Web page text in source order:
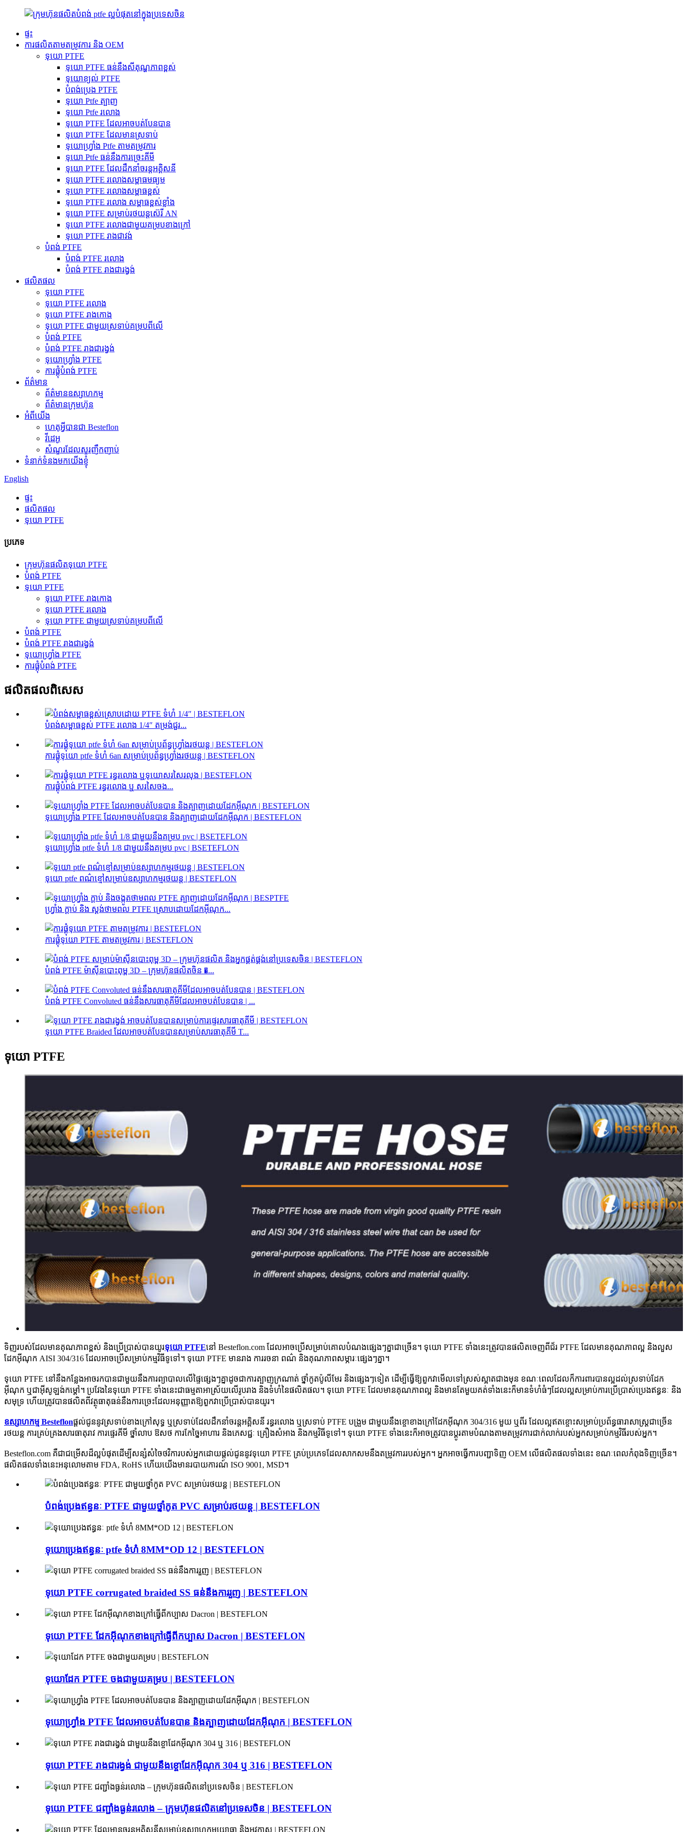
ផ្ទះ
ការផលិតតាមតម្រូវការ និង OEM
ទុយោ PTFE
ទុយោ PTFE ធន់នឹងសីតុណ្ហភាពខ្ពស់
ទុយោខ្យល់ PTFE
បំពង់ប្រេង PTFE
ទុយោ Ptfe ត្បាញ
ទុយោ Ptfe រលោង
ទុយោ PTFE ដែលអាចបត់បែនបាន
ទុយោ PTFE ដែលមានស្រទាប់
ទុយោហ្វ្រាំង Ptfe តាមតម្រូវការ
ទុយោ Ptfe ធន់នឹងការច្រេះគីមី
ទុយោ PTFE ដែលដឹកនាំចរន្តអគ្គិសនី
ទុយោ PTFE រលោងសម្ពាធមធ្យម
ទុយោ PTFE រលោងសម្ពាធខ្ពស់
ទុយោ PTFE រលោង សម្ពាធខ្ពស់ខ្លាំង
ទុយោ PTFE សម្រាប់រថយន្តស៊េរី AN
ទុយោ PTFE រលោងជាមួយគម្របខាងក្រៅ
ទុយោ PTFE រាងជាវង់
បំពង់ PTFE
បំពង់ PTFE រលោង
បំពង់ PTFE រាងជារង្វង់
ផលិតផល
ទុយោ PTFE
ទុយោ PTFE រលោង
ទុយោ PTFE រាងកោង
ទុយោ PTFE ជាមួយស្រទាប់គម្របពីលើ
បំពង់ PTFE
បំពង់ PTFE រាងជារង្វង់
ទុយោហ្វ្រាំង PTFE
ការផ្គុំបំពង់ PTFE
ព័ត៌មាន
ព័ត៌មានឧស្សាហកម្ម
ព័ត៌មានក្រុមហ៊ុន
អំពីយើង
ហេតុអ្វីបានជា Besteflon
វីដេអូ
សំណួរដែលសួរញឹកញាប់
ទំនាក់ទំនងមកយើងខ្ញុំ
English
ផ្ទះ
ផលិតផល
ទុយោ PTFE
ប្រភេទ
ក្រុមហ៊ុនផលិតទុយោ PTFE
បំពង់ PTFE
ទុយោ PTFE
ទុយោ PTFE រាងកោង
ទុយោ PTFE រលោង
ទុយោ PTFE ជាមួយស្រទាប់គម្របពីលើ
បំពង់ PTFE
បំពង់ PTFE រាងជារង្វង់
ទុយោហ្វ្រាំង PTFE
ការផ្គុំបំពង់ PTFE
ផលិតផល​ពិសេស
បំពង់សម្ពាធខ្ពស់ PTFE រលោង 1/4″ តម្រង់ជួរ...
ការផ្គុំទុយោ ptfe ទំហំ 6an សម្រាប់ប្រព័ន្ធហ្វ្រាំងរថយន្ត | BESTEFLON
ការផ្គុំបំពង់ PTFE រន្ធរលោង ឬ សរសៃចង...
ទុយោហ្វ្រាំង PTFE ដែលអាចបត់បែនបាន និងត្បាញដោយដែកអ៊ីណុក | BESTEFLON
ទុយោហ្វ្រាំង ptfe ទំហំ 1/8 ជាមួយនឹងគម្រប pvc | BSETEFLON
ទុយោ ptfe ពណ៌ខ្មៅសម្រាប់ឧស្សាហកម្មរថយន្ត | BESTEFLON
ហ្វ្រាំង ក្ដាប់ និង ស្តង់ថាមពល PTFE ស្រោបដោយដែកអ៊ីណុក...
ការផ្គុំទុយោ PTFE តាមតម្រូវការ | BESTEFLON
បំពង់ PTFE ម៉ាស៊ីនបោះពុម្ព 3D – ក្រុមហ៊ុនផលិតចិន �...
បំពង់ PTFE Convoluted ធន់នឹងសារធាតុគីមីដែលអាចបត់បែនបាន | ...
ទុយោ PTFE Braided ដែលអាចបត់បែនបានសម្រាប់សារធាតុគីមី T...
ទុយោ PTFE
ទិញរបស់ដែលមានគុណភាពខ្ពស់ និងប្រើប្រាស់បានយូរទុយោ PTFEនៅ Besteflon.com ដែលអាចប្រើសម្រាប់គោលបំណងផ្សេងៗគ្នាជាច្រើន។ ទុយោ PTFE ទាំងនេះត្រូវបានផលិតចេញពីជ័រ PTFE ដែលមានគុណភាពល្អ និងលួស
ដែកអ៊ីណុក AISI 304/316 ដែលអាចប្រើសម្រាប់កម្មវិធីទូទៅ។ ទុយោ PTFE មានរាង ការរចនា ពណ៌ និងគុណភាពសម្ភារៈផ្សេងៗគ្នា។
ទុយោ PTFE នៅនឹងកន្លែងអាចរកបានជាមួយនឹងការព្យាបាលលើផ្ទៃផ្សេងៗគ្នាដូចជាការត្បាញក្រណាត់ ថ្នាំកូតប៉ូលីមែរ និងផ្សេងៗទៀត ដើម្បីធ្វើឱ្យពួកវាមើលទៅស្រស់ស្អាតជាងមុន ខណៈពេលដែលក៏ការពារបានល្អដល់ស្រទាប់ដែក
អ៊ីណុក ឬជាអ៊ីសូឡង់កម្ដៅ។ ប្រវែងនៃទុយោ PTFE ទាំងនេះជាធម្មតាអាស្រ័យលើរូបរាង និងទំហំនៃផលិតផល។ ទុយោ PTFE ដែលមានគុណភាពល្អ និងមានតែមួយគត់ទាំងនេះក៏មានទំហំធំៗដែលល្អសម្រាប់ការប្រើប្រាស់ប្រេងឥន្ធនៈ និង
សមុទ្រ ហើយត្រូវបានផលិតពីវត្ថុធាតុធន់នឹងការច្រេះដែលអនុញ្ញាតឱ្យពួកវាប្រើប្រាស់បានយូរ។
ឧស្សាហកម្ម Besteflonផ្តល់ជូននូវស្រទាប់ខាងក្រៅសុទ្ធ ឬស្រទាប់ដែលដឹកនាំចរន្តអគ្គិសនី រន្ធរលោង ឬស្រទាប់ PTFE បង្រួម ជាមួយនឹងខ្ចោខាងក្រៅដែកអ៊ីណុក 304/316 មួយ ឬពីរ ដែលល្អឥតខ្ចោះសម្រាប់ប្រព័ន្ធធារាសាស្ត្រជាច្រើន
រថយន្ត ការគ្រប់គ្រងសារធាតុរាវ ការផ្ទេរគីមី ថ្នាំលាប ឱសថ ការកែច្នៃអាហារ និងភេសជ្ជៈ គ្រឿងសំអាង និងកម្មវិធីទូទៅ។ ទុយោ PTFE ទាំងនេះក៏អាចត្រូវបានប្ដូរតាមបំណងតាមតម្រូវការជាក់លាក់របស់អ្នកសម្រាប់កម្មវិធីរបស់អ្នក។
Besteflon.com គឺជាជម្រើសដ៏ល្អបំផុតដើម្បីសន្សំសំចៃថវិការបស់អ្នកដោយផ្តល់ជូននូវទុយោ PTFE គ្រប់ប្រភេទដែលសាកសមនឹងតម្រូវការរបស់អ្នក។ អ្នកអាចធ្វើការបញ្ជាទិញ OEM លើផលិតផលទាំងនេះ ខណៈពេលកំពុងទិញច្រើន។
ផលិតផលទាំងនេះអនុលោមតាម FDA, RoHS ហើយយើងមានរបាយការណ៍ ISO 9001, MSD។
បំពង់ប្រេងឥន្ធនៈ PTFE ជាមួយថ្នាំកូត PVC សម្រាប់រថយន្ត | BESTEFLON
ទុយោប្រេងឥន្ធនៈ ptfe ទំហំ 8MM*OD 12 | BESTEFLON
ទុយោ PTFE corrugated braided SS ធន់នឹងការរួញ | BESTEFLON
ទុយោ PTFE ដែកអ៊ីណុកខាងក្រៅធ្វើពីកប្បាស Dacron | BESTEFLON
ទុយោដែក PTFE ចងជាមួយគម្រប | BESTEFLON
ទុយោហ្វ្រាំង PTFE ដែលអាចបត់បែនបាន និងត្បាញដោយដែកអ៊ីណុក | BESTEFLON
ទុយោ PTFE រាងជារង្វង់ ជាមួយនឹងខ្ចោដែកអ៊ីណុក 304 ឬ 316 | BESTEFLON
ទុយោ PTFE ជញ្ជាំងធ្ងន់រលោង – ក្រុមហ៊ុនផលិតនៅប្រទេសចិន | BESTEFLON